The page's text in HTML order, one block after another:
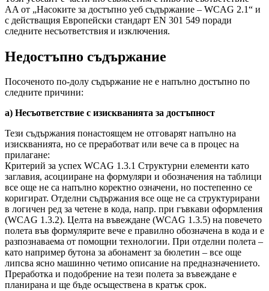
AA от „Насоките за достъпно уеб съдържание – WCAG 2.1“ и
с действащия Европейски стандарт EN 301 549 поради
следните несъответствия и изключения.
Недостъпно съдържание
Посоченото по-долу съдържание не е напълно достъпно по
следните причини:
a) Несъответствие с изискванията за достъпност
Тези съдържания понастоящем не отговарят напълно на
изискванията, но се преработват или вече са в процес на
прилагане:
Критерий за успех WCAG 1.3.1 Структурни елементи като
заглавия, асоцииране на формуляри и обозначения на таблици
все още не са напълно коректно означени, но постепенно се
коригират. Отделни съдържания все още не са структурирани
в логичен ред за четене в кода, напр. при гъвкави оформления
(WCAG 1.3.2). Целта на въвеждане (WCAG 1.3.5) на повечето
полета във формулярите вече е правилно обозначена в кода и е
разпознаваема от помощни технологии. При отделни полета –
като например бутона за абонамент за бюлетин – все още
липсва ясно машинно четимо описание на предназначението.
Преработка и подобрение на тези полета за въвеждане е
планирана и ще бъде осъществена в кратък срок.